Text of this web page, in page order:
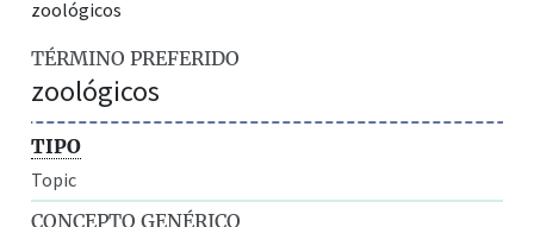
zoológicos
TÉRMINO PREFERIDO
zoológicos
TIPO
Topic
CONCEPTO GENÉRICO